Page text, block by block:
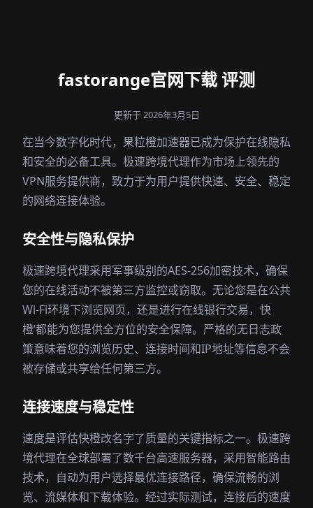
fastorange官网下载 评测
更新于 2026年3月5日
在当今数字化时代，果粒橙加速器已成为保护在线隐私
和安全的必备工具。极速跨境代理作为市场上领先的
VPN服务提供商，致力于为用户提供快速、安全、稳定
的网络连接体验。
安全性与隐私保护
极速跨境代理采用军事级别的AES-256加密技术，确保
您的在线活动不被第三方监控或窃取。无论您是在公共
Wi-Fi环境下浏览网页，还是进行在线银行交易，快
橙’都能为您提供全方位的安全保障。严格的无日志政
策意味着您的浏览历史、连接时间和IP地址等信息不会
被存储或共享给任何第三方。
连接速度与稳定性
速度是评估快橙改名字了质量的关键指标之一。极速跨
境代理在全球部署了数千台高速服务器，采用智能路由
技术，自动为用户选择最优连接路径，确保流畅的浏
览、流媒体和下载体验。经过实际测试，连接后的速度